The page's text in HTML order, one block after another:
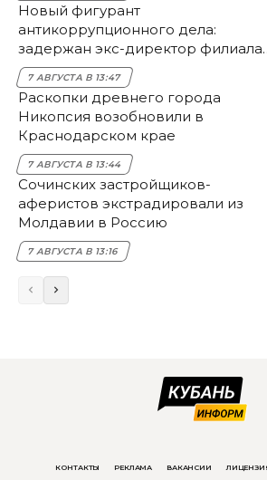
Новый фигурант
антикоррупционного дела:
задержан экс-директор филиала
НЭСК Крымска
7 АВГУСТА В 13:47
Раскопки древнего города
Никопсия возобновили в
Краснодарском крае
7 АВГУСТА В 13:44
Сочинских застройщиков-
аферистов экстрадировали из
Молдавии в Россию
7 АВГУСТА В 13:16
КОНТАКТЫ РЕКЛАМА ВАКАНСИИ